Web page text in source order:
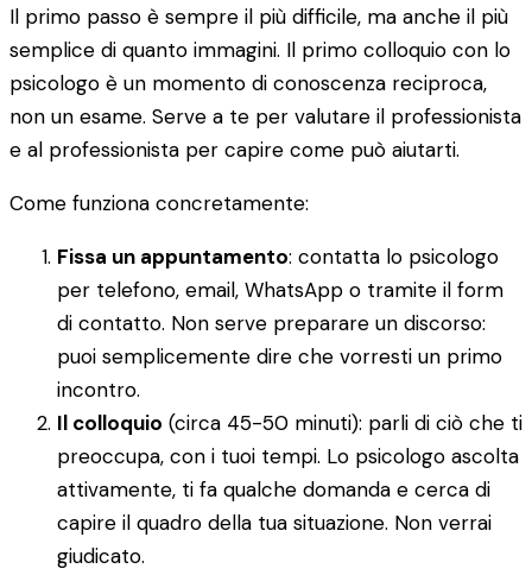
Il primo passo è sempre il più difficile, ma anche il più
semplice di quanto immagini. Il primo colloquio con lo
psicologo è un momento di conoscenza reciproca,
non un esame. Serve a te per valutare il professionista
e al professionista per capire come può aiutarti.
Come funziona concretamente:
Fissa un appuntamento: contatta lo psicologo
per telefono, email, WhatsApp o tramite il form
di contatto. Non serve preparare un discorso:
puoi semplicemente dire che vorresti un primo
incontro.
Il colloquio (circa 45-50 minuti): parli di ciò che ti
preoccupa, con i tuoi tempi. Lo psicologo ascolta
attivamente, ti fa qualche domanda e cerca di
capire il quadro della tua situazione. Non verrai
giudicato.